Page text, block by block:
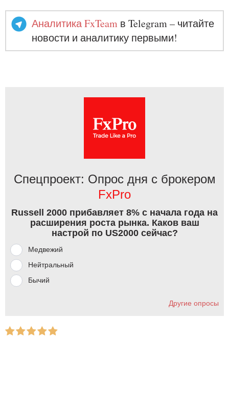
Аналитика FxTeam в Telegram – читайте
новости и аналитику первыми!
Спецпроект: Опрос дня с брокером
FxPro
Russell 2000 прибавляет 8% с начала года на
расширения роста рынка. Каков ваш
настрой по US2000 сейчас?
Медвежий
Нейтральный
Бычий
Другие опросы